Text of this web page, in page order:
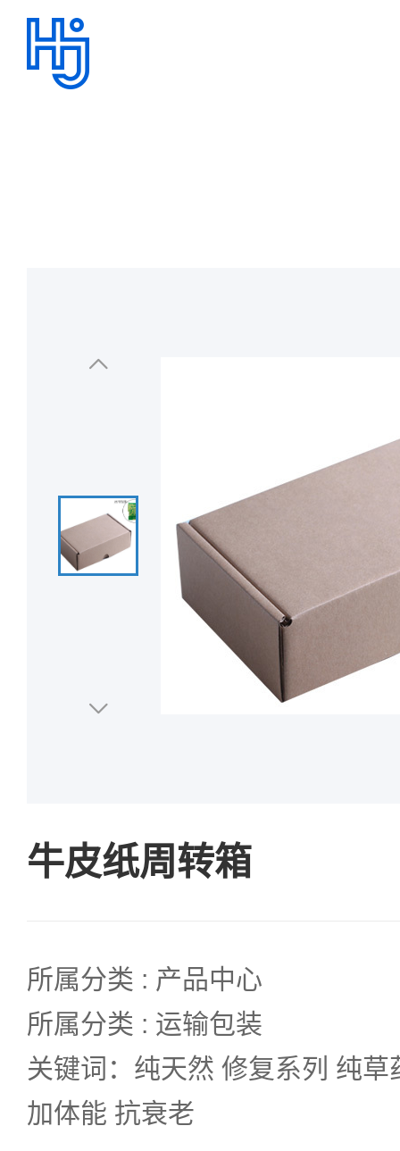
牛皮纸周转箱
所属分类 : 产品中心
所属分类 : 运输包装
关键词：纯天然 修复系列 纯
加体能 抗衰老